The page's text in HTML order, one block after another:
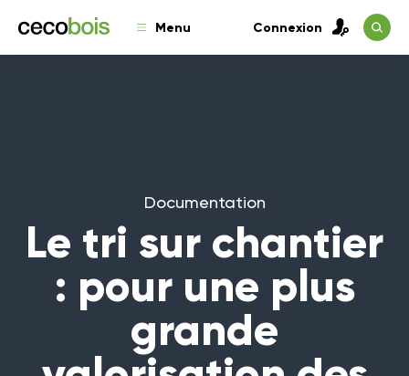
Menu Connexion
Documentation
Le tri sur chantier
: pour une plus
grande